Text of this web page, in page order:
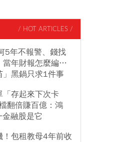
/ HOT ARTICLES /
5年不報警、錢找
當年財報怎麼編…
」黑鍋只求1件事
「存起來下次卡
翻倍賺百億：鴻
融股是它
包租教母4年前收